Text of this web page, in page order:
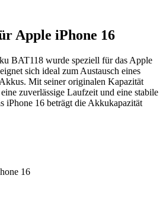
Apple iPhone 16
BAT118 wurde speziell für das Apple
sich ideal zum Austausch eines
Mit seiner originalen Kapazität
zuverlässige Laufzeit und eine stabile
iPhone 16 beträgt die Akkukapazität
16